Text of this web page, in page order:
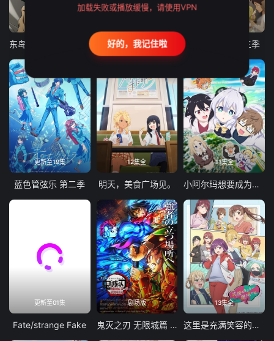
古诺希亚 致不灭的你 第三季
更新至19集
蓝色管弦乐 第二季
12集全
明天，美食广场见。
11集全
小阿尔玛想要成为家人
更新至01集
Fate/strange Fake
剧场版
鬼灭之刃 无限城篇 第一章 猗窝座再袭
13集全
这里是充满笑容的职场。
加载失败或播放缓慢，请使用VPN
好的，我记住啦